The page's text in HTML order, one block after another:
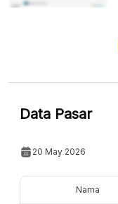
Data Pasar
20 May 2026
Nama